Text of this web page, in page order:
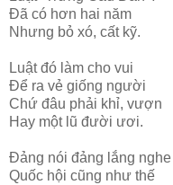
Đã có hơn hai năm
Nhưng bỏ xó, cất kỹ.
Luật đó làm cho vui
Để ra vẻ giống người
Chứ đâu phải khỉ, vượn
Hay một lũ đười ươi.
Đảng nói đảng lắng nghe
Quốc hội cũng như thế